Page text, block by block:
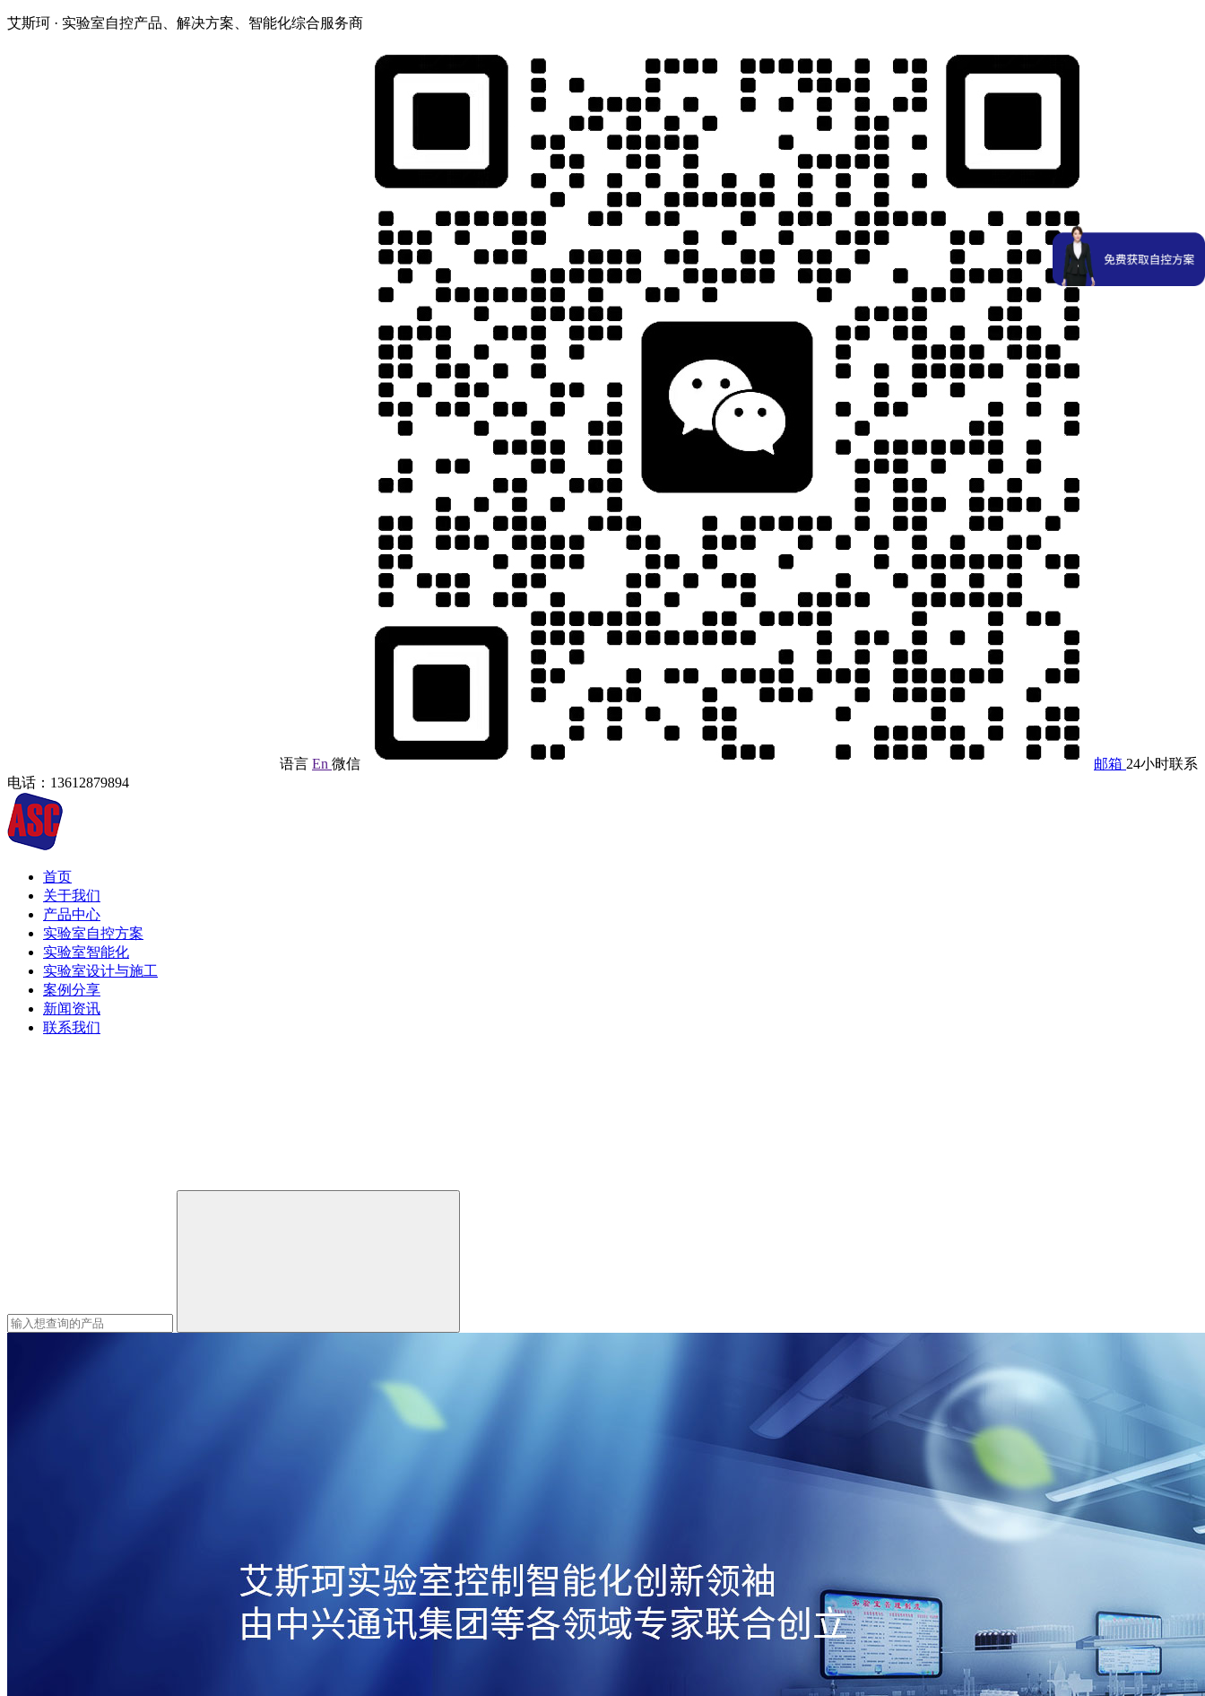
艾斯珂 · 实验室自控产品、解决方案、智能化综合服务商
语言 En 微信 邮箱 24小时联系
电话：13612879894
首页
关于我们
产品中心
实验室自控方案
实验室智能化
实验室设计与施工
案例分享
新闻资讯
联系我们